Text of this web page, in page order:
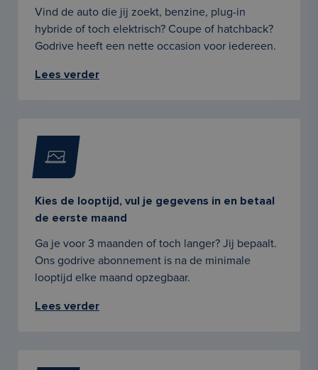
Vind de auto die jij zoekt, benzine, plug-in
hybride of toch elektrisch? Coupe of hatchback?
Godrive heeft een nette occasion voor iedereen.
Lees verder
Kies de looptijd, vul je gegevens in en betaal
de eerste maand
Ga je voor 3 maanden of toch langer? Jij bepaalt.
Ons godrive abonnement is na de minimale
looptijd elke maand opzegbaar.
Lees verder